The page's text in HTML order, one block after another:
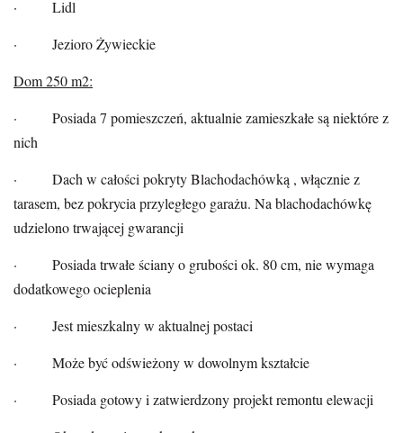
· Lidl
· Jezioro Żywieckie
Dom 250 m2:
· Posiada 7 pomieszczeń, aktualnie zamieszkałe są niektóre z
nich
· Dach w całości pokryty Blachodachówką , włącznie z
tarasem, bez pokrycia przyległego garażu. Na blachodachówkę
udzielono trwającej gwarancji
· Posiada trwałe ściany o grubości ok. 80 cm, nie wymaga
dodatkowego ocieplenia
· Jest mieszkalny w aktualnej postaci
· Może być odświeżony w dowolnym kształcie
· Posiada gotowy i zatwierdzony projekt remontu elewacji